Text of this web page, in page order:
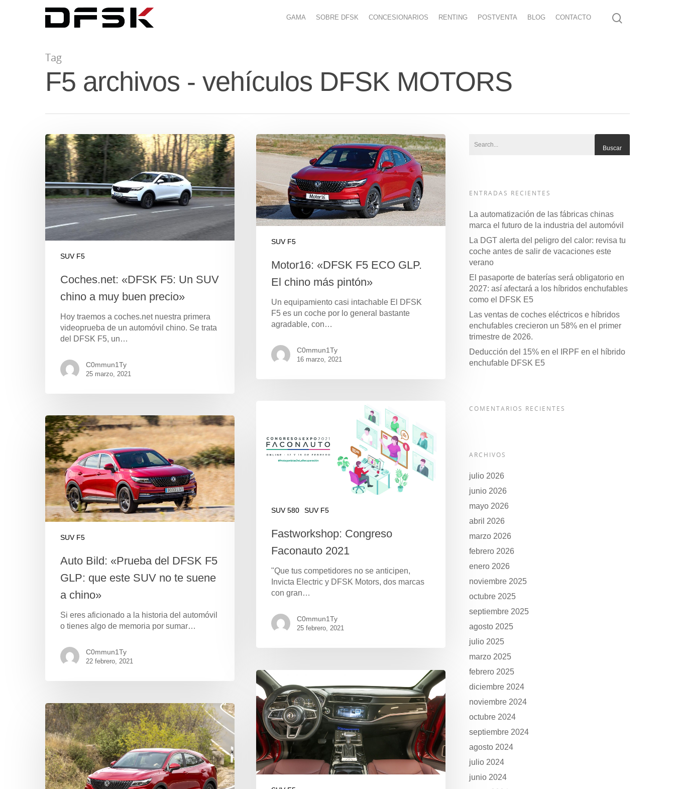
GAMA SOBRE DFSK CONCESIONARIOS RENTING POSTVENTA BLOG CONTACTO
Tag
F5 archivos - vehículos DFSK MOTORS
SUV F5
Coches.net: «DFSK F5: Un SUV
chino a muy buen precio»
Hoy traemos a coches.net nuestra primera
videoprueba de un automóvil chino. Se trata
del DFSK F5, un…
C0mmun1Ty
25 marzo, 2021
SUV F5
Motor16: «DFSK F5 ECO GLP.
El chino más pintón»
Un equipamiento casi intachable El DFSK
F5 es un coche por lo general bastante
agradable, con…
C0mmun1Ty
16 marzo, 2021
SUV 580 SUV F5
Fastworkshop: Congreso
Faconauto 2021
"Que tus competidores no se anticipen,
Invicta Electric y DFSK Motors, dos marcas
con gran…
C0mmun1Ty
25 febrero, 2021
SUV F5
Auto Bild: «Prueba del DFSK F5
GLP: que este SUV no te suene
a chino»
Si eres aficionado a la historia del automóvil
o tienes algo de memoria por sumar…
C0mmun1Ty
22 febrero, 2021
ENTRADAS RECIENTES
La automatización de las fábricas chinas
marca el futuro de la industria del automóvil
La DGT alerta del peligro del calor: revisa tu
coche antes de salir de vacaciones este
verano
El pasaporte de baterías será obligatorio en
2027: así afectará a los híbridos enchufables
como el DFSK E5
Las ventas de coches eléctricos e híbridos
enchufables crecieron un 58% en el primer
trimestre de 2026.
Deducción del 15% en el IRPF en el híbrido
enchufable DFSK E5
COMENTARIOS RECIENTES
ARCHIVOS
julio 2026
junio 2026
mayo 2026
abril 2026
marzo 2026
febrero 2026
enero 2026
noviembre 2025
octubre 2025
septiembre 2025
agosto 2025
julio 2025
marzo 2025
febrero 2025
diciembre 2024
noviembre 2024
octubre 2024
septiembre 2024
agosto 2024
julio 2024
junio 2024